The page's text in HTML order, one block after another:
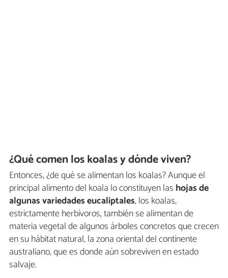
¿Qué comen los koalas y dónde viven?
Entonces, ¿de qué se alimentan los koalas? Aunque el
principal alimento del koala lo constituyen las hojas de
algunas variedades eucaliptales, los koalas,
estrictamente herbívoros, también se alimentan de
materia vegetal de algunos árboles concretos que crecen
en su hábitat natural, la zona oriental del continente
australiano, que es donde aún sobreviven en estado
salvaje.